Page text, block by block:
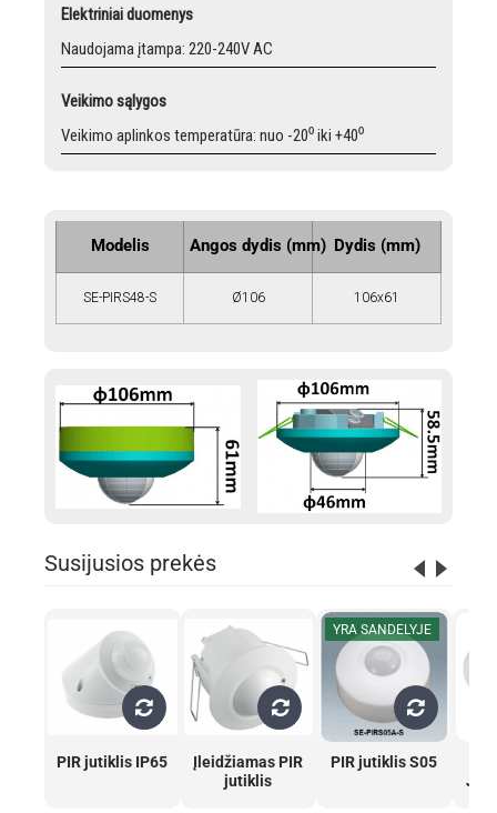
Elektriniai duomenys
Naudojama įtampa: 220-240V AC
Veikimo sąlygos
Veikimo aplinkos temperatūra: nuo -20⁰ iki +40⁰
Modelis Angos dydis (mm) Dydis (mm)
SE-PIRS48-S Ø106 106x61
Susijusios prekės
PIR jutiklis IP65
Įleidžiamas PIR
jutiklis
YRA SANDELYJE
PIR jutiklis S05